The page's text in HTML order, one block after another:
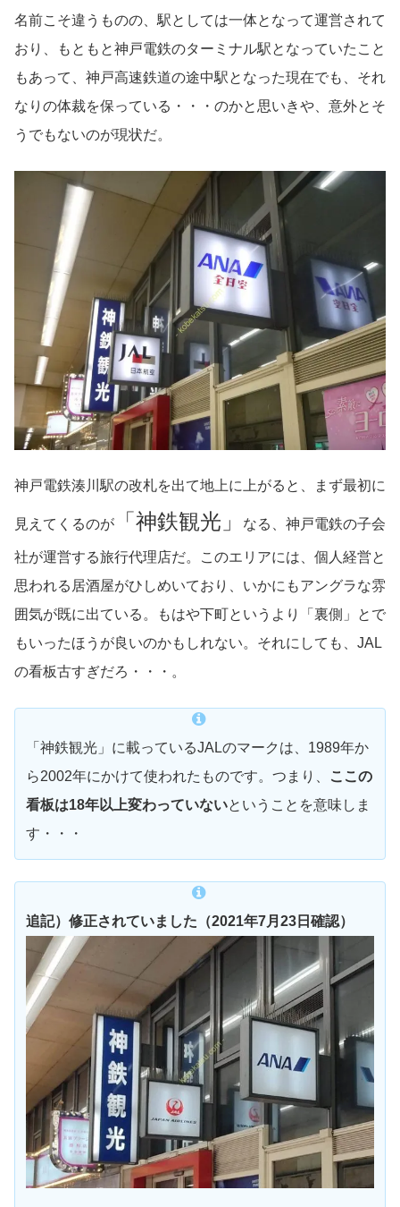
名前こそ違うものの、駅としては一体となって運営されて
おり、もともと神戸電鉄のターミナル駅となっていたこと
もあって、神戸高速鉄道の途中駅となった現在でも、それ
なりの体裁を保っている・・・のかと思いきや、意外とそ
うでもないのが現状だ。
神戸電鉄湊川駅の改札を出て地上に上がると、まず最初に
見えてくるのが 「神鉄観光」 なる、神戸電鉄の子会
社が運営する旅行代理店だ。このエリアには、個人経営と
思われる居酒屋がひしめいており、いかにもアングラな雰
囲気が既に出ている。もはや下町というより「裏側」とで
もいったほうが良いのかもしれない。それにしても、JAL
の看板古すぎだろ・・・。
「神鉄観光」に載っているJALのマークは、1989年か
ら2002年にかけて使われたものです。つまり、
ここの
看板は18年以上変わっていないということを意味しま
す・・・
追記）修正されていました（2021年7月23日確認）